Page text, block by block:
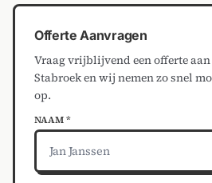
Offerte Aanvragen
Vraag vrijblijvend een offerte
Stabroek en wij nemen zo snel
op.
NAAM *